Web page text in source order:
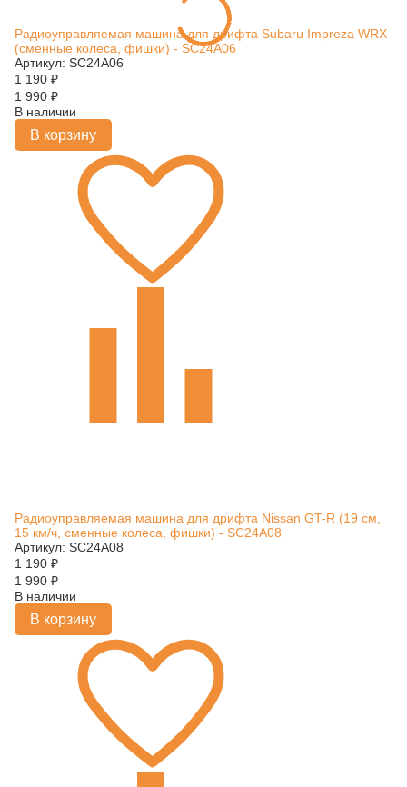
Радиоуправляемая машина для дрифта Subaru Impreza WRX
(сменные колеса, фишки) - SC24A06
Артикул: SC24A06
1 190 ₽
1 990 ₽
В наличии
В корзину
Радиоуправляемая машина для дрифта Nissan GT-R (19 см,
15 км/ч, сменные колеса, фишки) - SC24A08
Артикул: SC24A08
1 190 ₽
1 990 ₽
В наличии
В корзину